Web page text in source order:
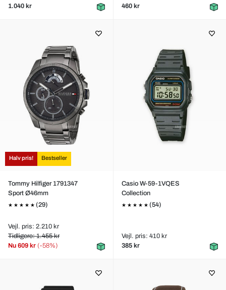
1.040 kr
460 kr
Halv pris! Bestseller
Tommy Hilfiger 1791347
Sport Ø46mm
(29)
Vejl. pris: 2.210 kr
Tidligere: 1.455 kr
Nu 609 kr (-58%)
Casio W-59-1VQES
Collection
(54)
Vejl. pris: 410 kr
385 kr